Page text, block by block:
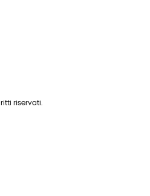
riservati.